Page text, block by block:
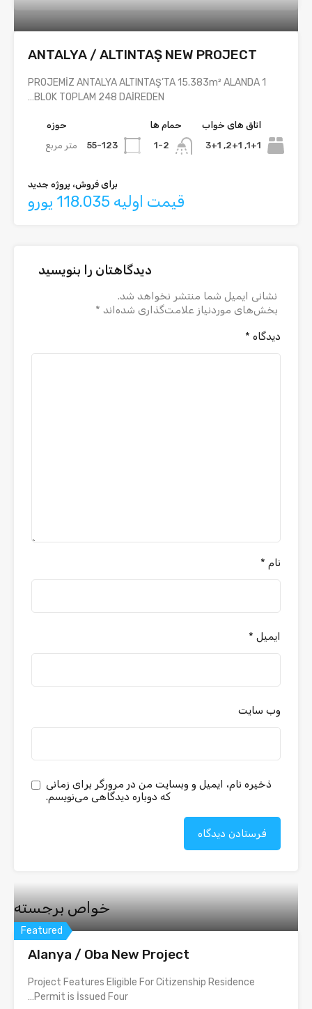
ANTALYA / ALTINTAŞ NEW PROJECT
PROJEMİZ ANTALYA ALTINTAŞ’TA 15.383m² ALANDA 1
BLOK TOPLAM 248 DAİREDEN…
اتاق های خواب
1+1, 2+1, 3+1
حمام ها
1-2
حوزه
55-123
متر مربع
برای فروش، پروژه جدید
قیمت اولیه 118.035 یورو
دیدگاهتان را بنویسید
نشانی ایمیل شما منتشر نخواهد شد.
بخش‌های موردنیاز علامت‌گذاری شده‌اند *
دیدگاه *
نام *
ایمیل *
وب‌ سایت
ذخیره نام، ایمیل و وبسایت من در مرورگر برای زمانی
که دوباره دیدگاهی می‌نویسم.
خواص برجسته
Featured
Alanya / Oba New Project
Project Features Eligible For Citizenship Residence
Permit is İssued Four…